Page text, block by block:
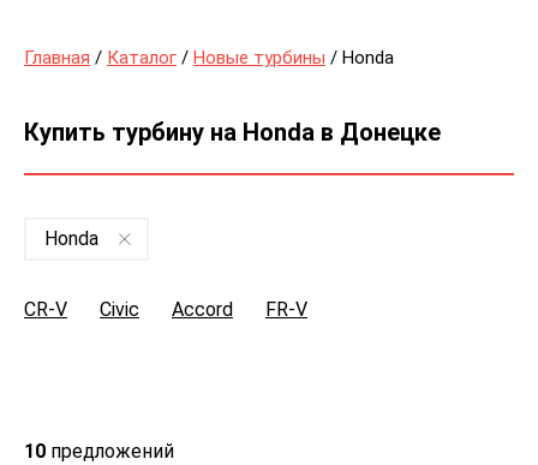
Главная / Каталог / Новые турбины / Honda
Купить турбину на Honda в Донецке
Honda
CR-V Civic Accord FR-V
10 предложений